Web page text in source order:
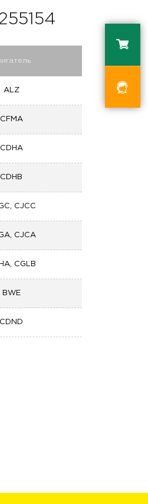
ALZ
CFMA
CDHA
CDHB
CJCC
CJCA
CGLB
BWE
CDND